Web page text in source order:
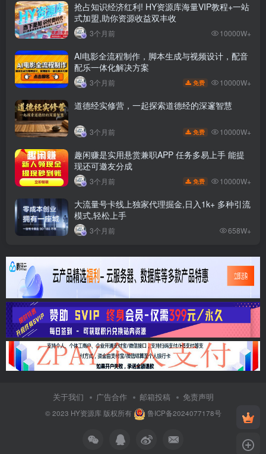
抢占知识经济红利! HY资源库海量VIP教程+一站
式加盟,助你资源收益双丰收
3个月前 10000W+
AI电影全流程制作，脚本生成与视频设计，配音
配乐一体化解决方案
3个月前 免费 10000W+
道德经实修营，一起探索道德经的深邃智慧
3个月前 免费 10000W+
趣闲赚是实用悬赏兼职APP 任务多易上手 能提
现还可邀友分成
3个月前 免费 10000W+
大流量号卡线上独家代理掘金,日入1k+ 多种引流
模式,轻松上手
3个月前 658W+
关于我们 广告合作 邮箱投稿 免责声明
© 2023 HY资源库版权所有 鲁ICP备2024077178号